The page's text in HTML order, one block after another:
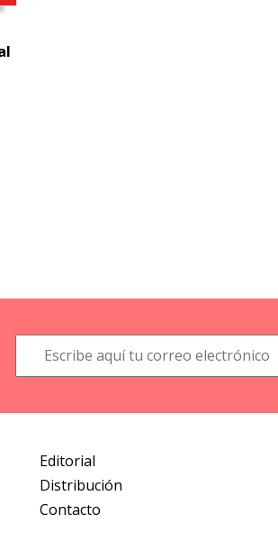
Editorial
Distribución
Contacto